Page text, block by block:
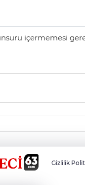
içermemesi
Gizlilik